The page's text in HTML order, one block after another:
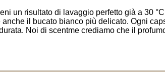
un risultato di lavaggio perfetto già a 30
il bucato bianco più delicato. Ogni
Noi di scentme crediamo che il